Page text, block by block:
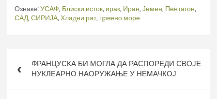
Ознаке:УСАФ, Блиски исток, ирак, Иран, Јемен, Пентагон,
САД, СИРИЈА, Хладни рат, црвено море
чланкаФРАНЦУСКА БИ МОГЛА ДА РАСПОРЕДИ СВОЈЕ
НУКЛЕАРНО НАОРУЖАЊЕ У НЕМАЧКОЈ